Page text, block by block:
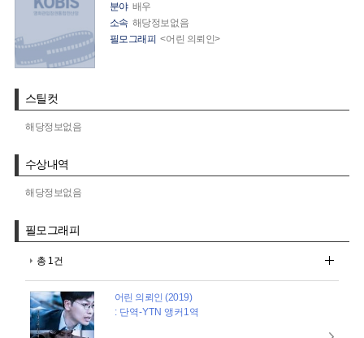
분야 배우
소속 해당정보없음
필모그래피 <어린 의뢰인>
스틸컷
해당정보없음
수상내역
해당정보없음
필모그래피
총 1건
어린 의뢰인 (2019)
: 단역-YTN 앵커1역